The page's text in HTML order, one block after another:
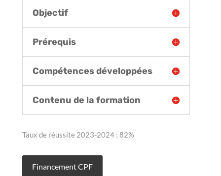
Objectif
Prérequis
Compétences développées
Contenu de la formation
Taux de réussite 2023-2024 : 82%
Financement CPF